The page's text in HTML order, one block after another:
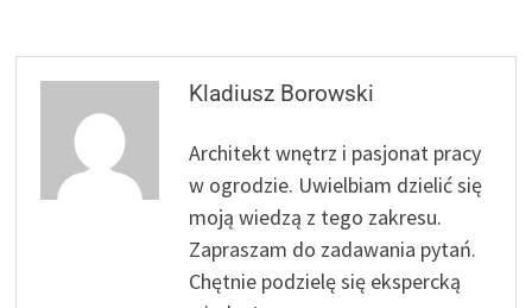
Kladiusz Borowski
Architekt wnętrz i pasjonat pracy
w ogrodzie. Uwielbiam dzielić się
moją wiedzą z tego zakresu.
Zapraszam do zadawania pytań.
Chętnie podzielę się ekspercką